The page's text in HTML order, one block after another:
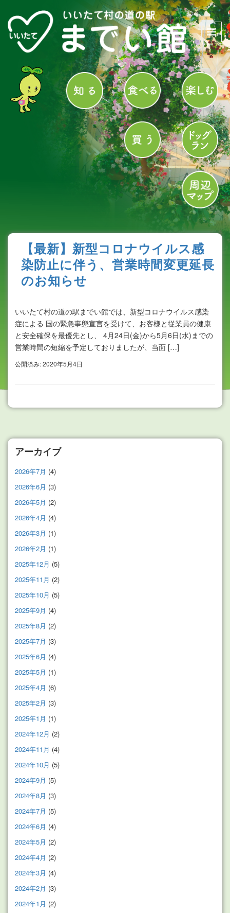
【最新】新型コロナウイルス感
染防止に伴う、営業時間変更延長
のお知らせ
いいたて村の道の駅までい館では、新型コロナウイルス感染
症による 国の緊急事態宣言を受けて、お客様と従業員の健康
と安全確保を最優先とし、 4月24日(金)から5月6日(水)までの
営業時間の短縮を予定しておりましたが、当面 […]
公開済み: 2020年5月4日
アーカイブ
2026年7月 (4)
2026年6月 (3)
2026年5月 (2)
2026年4月 (4)
2026年3月 (1)
2026年2月 (1)
2025年12月 (5)
2025年11月 (2)
2025年10月 (5)
2025年9月 (4)
2025年8月 (2)
2025年7月 (3)
2025年6月 (4)
2025年5月 (1)
2025年4月 (6)
2025年2月 (3)
2025年1月 (1)
2024年12月 (2)
2024年11月 (4)
2024年10月 (5)
2024年9月 (5)
2024年8月 (3)
2024年7月 (5)
2024年6月 (4)
2024年5月 (2)
2024年4月 (2)
2024年3月 (4)
2024年2月 (3)
2024年1月 (2)